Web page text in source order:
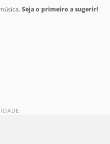
Seja o primeiro a sugerir!